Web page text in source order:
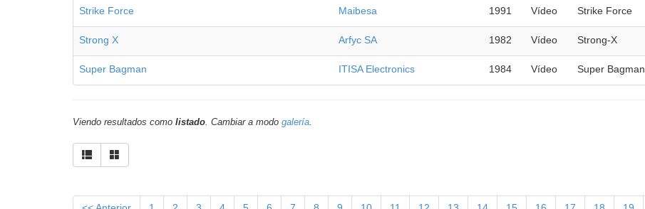
Strike Force Maibesa 1991 Vídeo Strike Force
Strong X Arfyc SA 1982 Vídeo Strong-X
Super Bagman ITISA Electronics 1984 Vídeo Super Bagman
Viendo resultados como listado. Cambiar a modo galería.